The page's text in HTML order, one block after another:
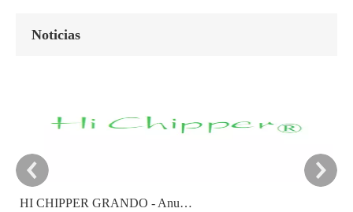
Noticias
HI CHIPPER GRANDO - Anuncio del objetivo de reducción de carbono 2025